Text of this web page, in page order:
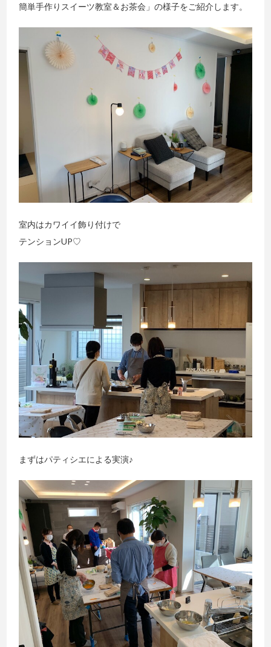
簡単手作りスイーツ教室＆お茶会」の様子をご紹介します。
室内はカワイイ飾り付けで
テンションUP♡
まずはパティシエによる実演♪